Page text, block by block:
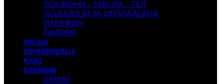
ЛОСИОНИ – МАСЛА – ГЕЛ
ДОДАТОЦИ ЗА ДЕПИЛАЦИЈА
ПАРАФИН
ПИЛИНГ
ARCAYA
WIMPERNWELLE
MAX2
ПАРФЕМИ
ARMAF